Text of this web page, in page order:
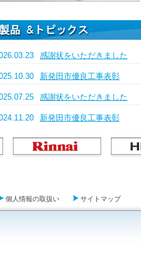
個人情報の取扱い サイトマップ